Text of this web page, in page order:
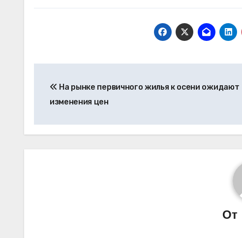
по
На рынке первичного жилья к осени ожидают
изменения цен
От